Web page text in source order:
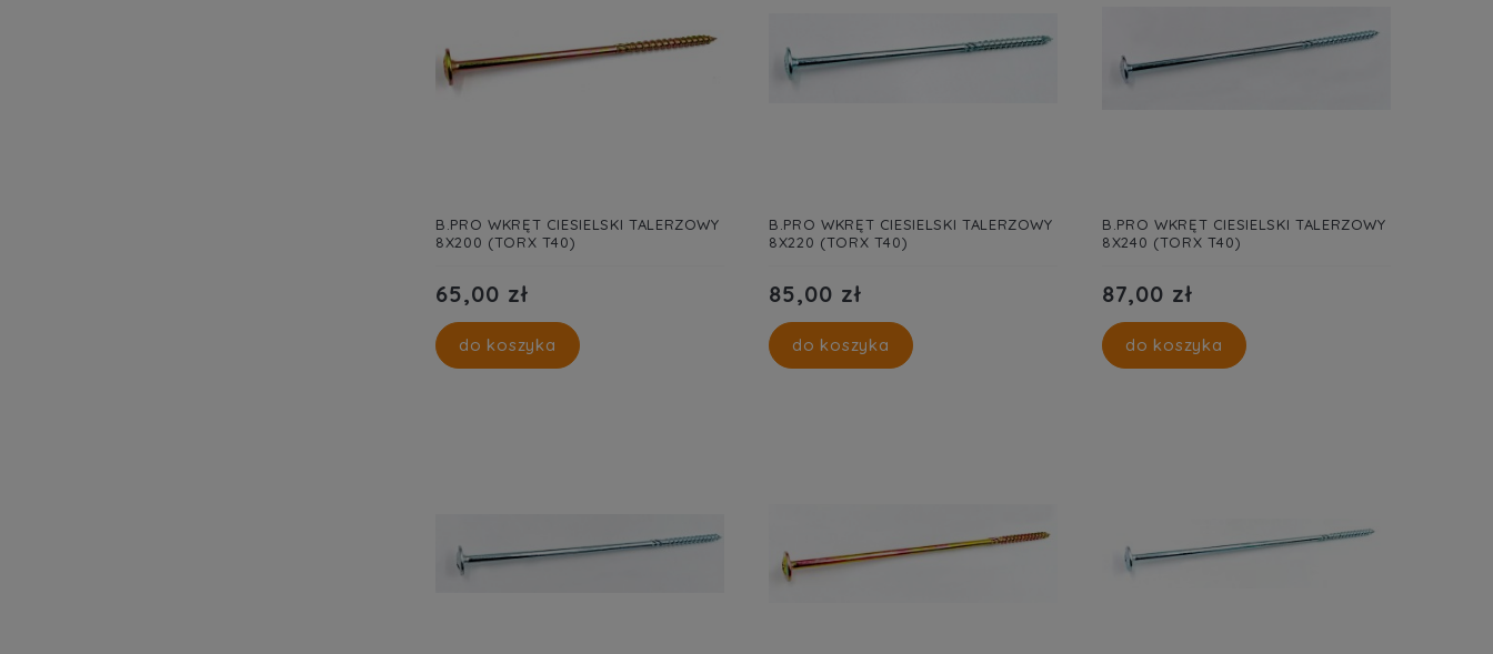
B.PRO WKRĘT CIESIELSKI TALERZOWY
8X200 (TORX T40)
65,00 zł
do koszyka
B.PRO WKRĘT CIESIELSKI TALERZOWY
8X220 (TORX T40)
85,00 zł
do koszyka
B.PRO WKRĘT CIESIELSKI TALERZOWY
8X240 (TORX T40)
87,00 zł
do koszyka